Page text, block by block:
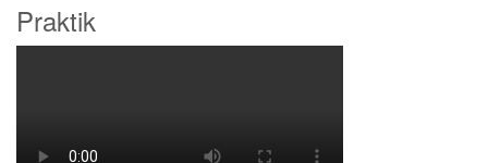
Praktik